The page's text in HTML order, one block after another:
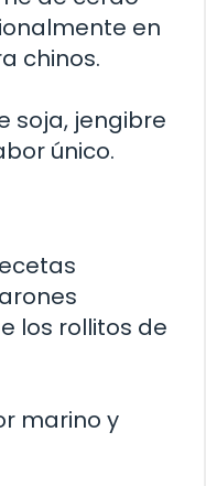
en
chinos.
soja, jengibre
único.
los rollitos de
marino y